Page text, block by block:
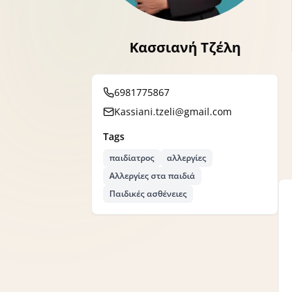
Κασσιανή Τζέλη
6981775867
Kassiani.tzeli@gmail.com
Tags
παιδίατρος
αλλεργίες
Αλλεργίες στα παιδιά
Παιδικές ασθένειες